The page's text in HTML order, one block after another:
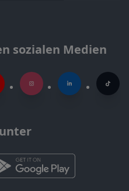
sozialen Medien